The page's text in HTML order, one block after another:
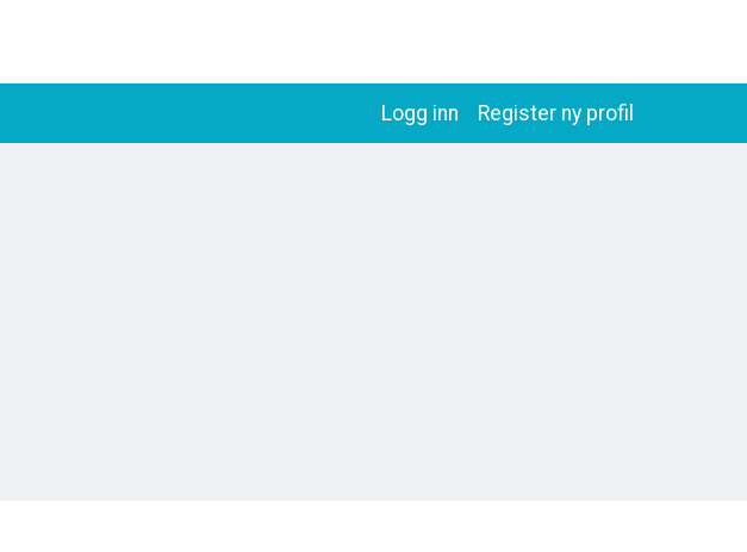
Register ny profil
Logg inn